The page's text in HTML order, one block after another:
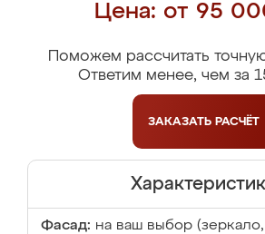
Цена: от 95
Поможем рассчитать
Ответим менее, чем за
ЗАКАЗАТЬ РАСЧЁТ
Фасад: на ваш выбор